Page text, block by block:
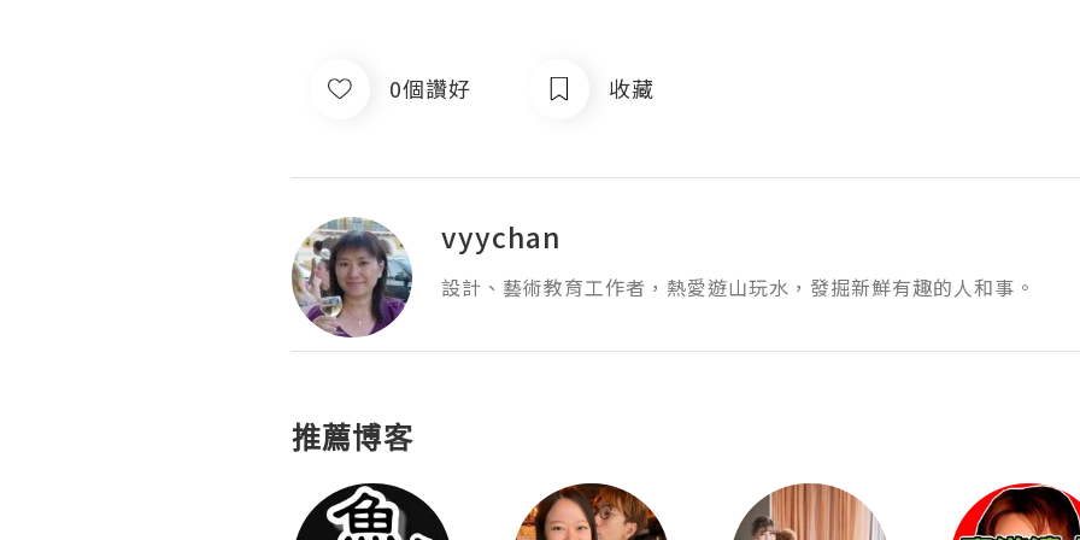
0個讚好 收藏
vyychan
設計、藝術教育工作者，熱愛遊山玩水，發掘新鮮有趣的人和事。
推薦博客